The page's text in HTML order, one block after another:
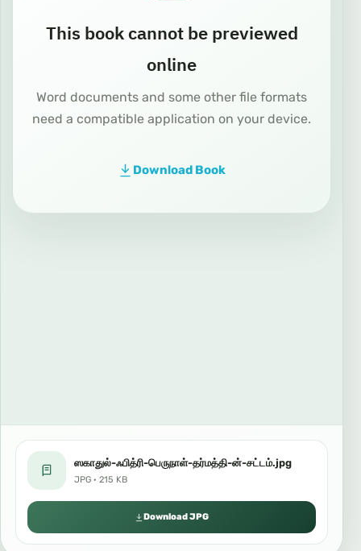
This book cannot be previewed
online
Word documents and some other file formats
need a compatible application on your device.
Download Book
ஸகாதுல்-ஃபித்ரி-பெருநாள்-தர்மத்தி-ன்-சட்டம்.jpg
JPG · 215 KB
Download JPG